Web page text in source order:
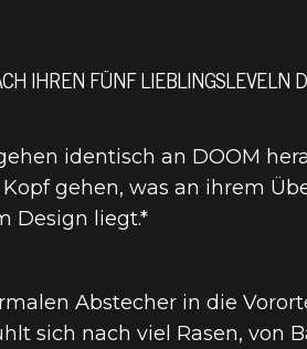
IHREN FÜNF LIEBLINGSLEVELN
identisch an DOOM
gehen, was an ihrem
Design liegt.*
Abstecher in die
sich nach viel Rasen, von